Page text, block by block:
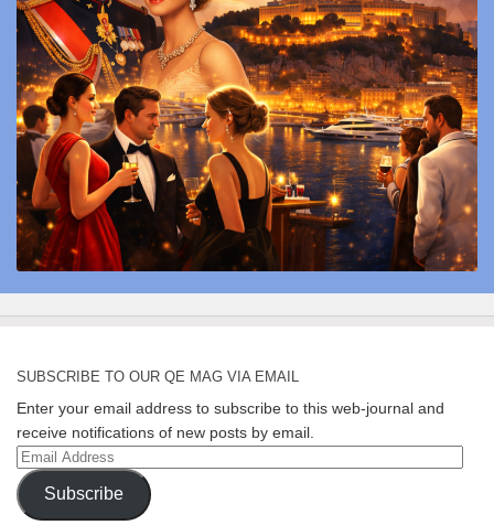
SUBSCRIBE TO OUR QE MAG VIA EMAIL
Enter your email address to subscribe to this web-journal and
receive notifications of new posts by email.
Email
Address
Subscribe